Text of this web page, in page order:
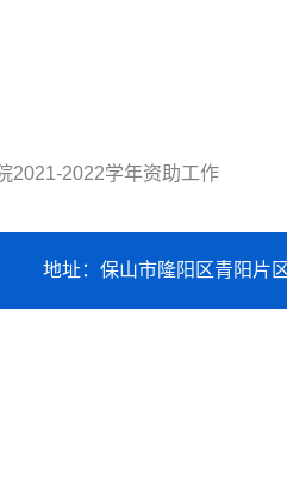
2021-2022学年资助工作
地址：保山市隆阳区青阳片